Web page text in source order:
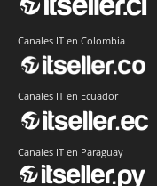
Canales IT en Colombia
Canales IT en Ecuador
Canales IT en Paraguay